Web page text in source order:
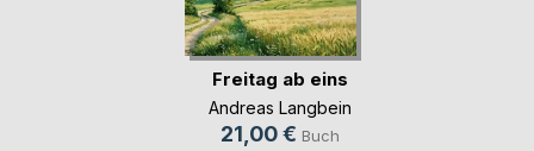
Freitag ab eins
Andreas Langbein
21,00 € Buch